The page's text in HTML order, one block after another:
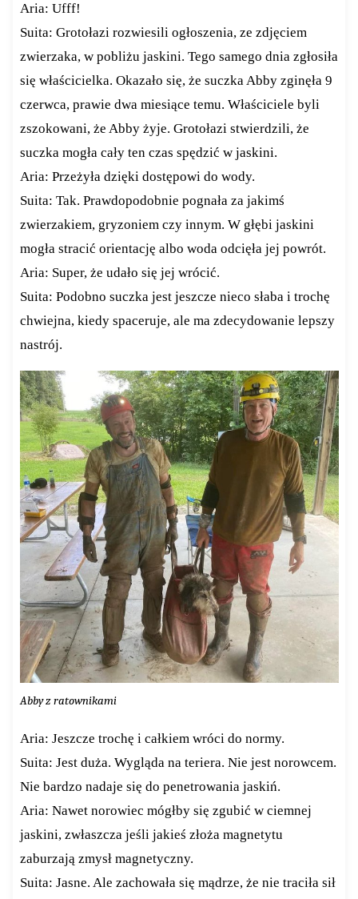
Aria: Ufff!
Suita: Grotołazi rozwiesili ogłoszenia, ze zdjęciem
zwierzaka, w pobliżu jaskini. Tego samego dnia zgłosiła
się właścicielka. Okazało się, że suczka Abby zginęła 9
czerwca, prawie dwa miesiące temu. Właściciele byli
zszokowani, że Abby żyje. Grotołazi stwierdzili, że
suczka mogła cały ten czas spędzić w jaskini.
Aria: Przeżyła dzięki dostępowi do wody.
Suita: Tak. Prawdopodobnie pognała za jakimś
zwierzakiem, gryzoniem czy innym. W głębi jaskini
mogła stracić orientację albo woda odcięła jej powrót.
Aria: Super, że udało się jej wrócić.
Suita: Podobno suczka jest jeszcze nieco słaba i trochę
chwiejna, kiedy spaceruje, ale ma zdecydowanie lepszy
nastrój.
Abby z ratownikami
Aria: Jeszcze trochę i całkiem wróci do normy.
Suita: Jest duża. Wygląda na teriera. Nie jest norowcem.
Nie bardzo nadaje się do penetrowania jaskiń.
Aria: Nawet norowiec mógłby się zgubić w ciemnej
jaskini, zwłaszcza jeśli jakieś złoża magnetytu
zaburzają zmysł magnetyczny.
Suita: Jasne. Ale zachowała się mądrze, że nie traciła sił